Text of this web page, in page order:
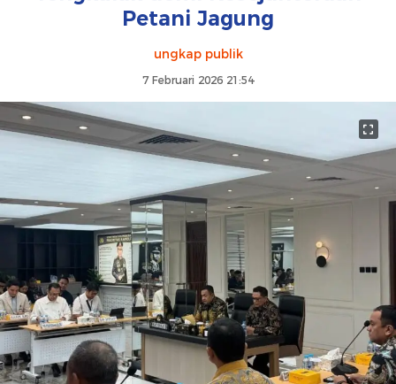
Petani Jagung
ungkap publik
7 Februari 2026 21:54